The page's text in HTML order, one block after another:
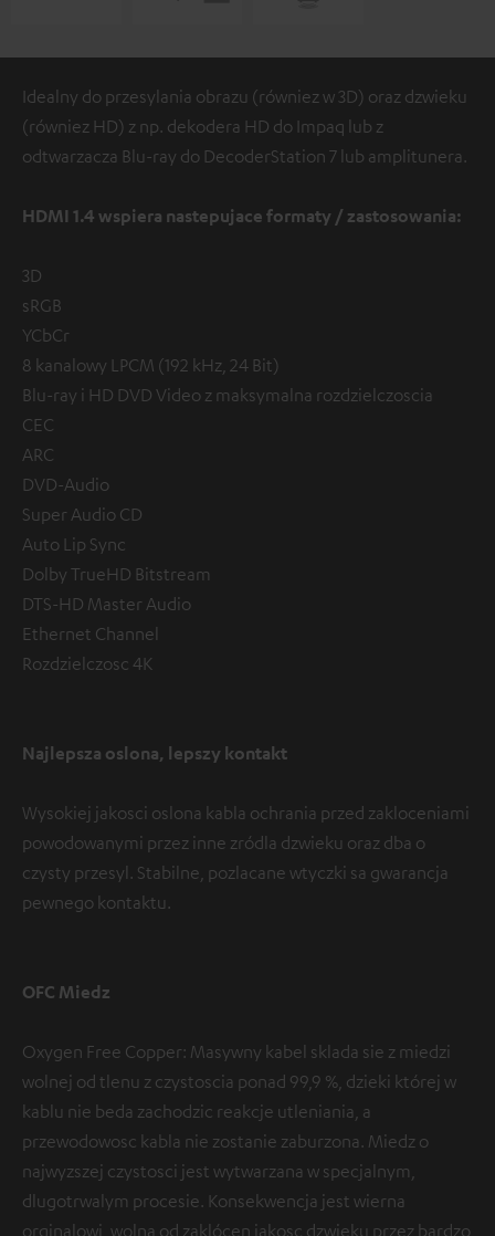
Idealny do przesylania obrazu (równiez w 3D) oraz dzwieku
(równiez HD) z np. dekodera HD do Impaq lub z
odtwarzacza Blu-ray do DecoderStation 7 lub amplitunera.
HDMI 1.4 wspiera nastepujace formaty / zastosowania:
3D
sRGB
YCbCr
8 kanalowy LPCM (192 kHz, 24 Bit)
Blu-ray i HD DVD Video z maksymalna rozdzielczoscia
CEC
ARC
DVD-Audio
Super Audio CD
Auto Lip Sync
Dolby TrueHD Bitstream
DTS-HD Master Audio
Ethernet Channel
Rozdzielczosc 4K
Najlepsza oslona, lepszy kontakt
Wysokiej jakosci oslona kabla ochrania przed zakloceniami
powodowanymi przez inne zródla dzwieku oraz dba o
czysty przesyl. Stabilne, pozlacane wtyczki sa gwarancja
pewnego kontaktu.
OFC Miedz
Oxygen Free Copper: Masywny kabel sklada sie z miedzi
wolnej od tlenu z czystoscia ponad 99,9 %, dzieki której w
kablu nie beda zachodzic reakcje utleniania, a
przewodowosc kabla nie zostanie zaburzona. Miedz o
najwyzszej czystosci jest wytwarzana w specjalnym,
dlugotrwalym procesie. Konsekwencja jest wierna
orginalowi, wolna od zaklócen jakosc dzwieku przez bardzo